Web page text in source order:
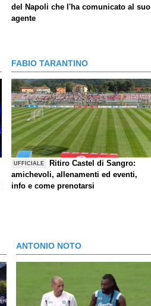
del Napoli che l'ha comunicato al suo
agente
FABIO TARANTINO
UFFICIALE
Ritiro Castel di Sangro:
amichevoli, allenamenti ed eventi,
info e come prenotarsi
ANTONIO NOTO